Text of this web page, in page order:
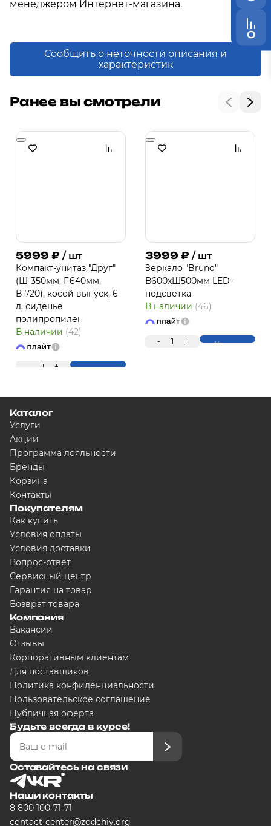
0
Для клиентов всех банков
Оплачивайте сегодня только
Оставшиеся части будут
графику
менеджером Интернет-магазина.
Сообщить о неточности описания и
характеристик
Ранее вы смотрели
5999 ₽ / шт
Компакт-унитаз "Друг"
(Ш-350мм, Г-640мм,
В-720), косой выпуск, 6
л, сиденье
полипропилен
В наличии (42)
1 + Купить
3999 ₽ / шт
Зеркало "Bruno"
В600хШ500мм LED-
подсветка
В наличии (46)
- 1 + Купить
Каталог
Услуги
Акции
Программа лояльности
Бренды
Корзина
Контакты
Покупателям
Как купить
Условия оплаты
Условия доставки
Вопрос-ответ
Сервисный центр
Гарантия на товар
Возврат товара
Компания
Вакансии
Отзывы
Корпоративным клиентам
Для поставщиков
Политика конфиденциальности
Пользовательское соглашение
Публичная оферта
Будьте всегда в курсе!
Оставайтесь на связи
Наши контакты
8 800 100-71-71
contact-center@zodchiy.org